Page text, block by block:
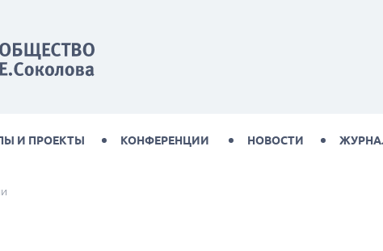
И ПРОЕКТЫ КОНФЕРЕНЦИИ НОВОСТИ